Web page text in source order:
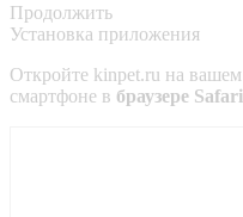
Продолжить
Установка приложения
Откройте kinpet.ru на вашем
смартфоне в браузере Safari